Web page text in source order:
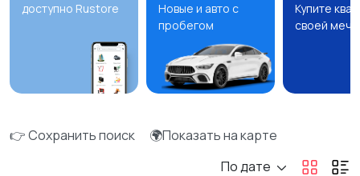
доступно Rustore
Новые и авто с
пробегом
Купите
своей
👉 Сохранить поиск
🌍Показать на карте
По дате